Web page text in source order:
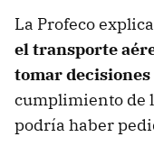
La Profeco
el transporte
tomar decisiones
cumplimiento de
podría haber